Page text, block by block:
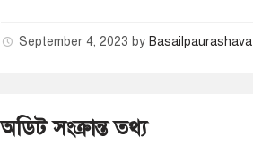
September 4, 2023 by Basailpaurashava
অডিট সংক্রান্ত তথ্য